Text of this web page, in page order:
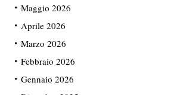
Maggio 2026
Aprile 2026
Marzo 2026
Febbraio 2026
Gennaio 2026